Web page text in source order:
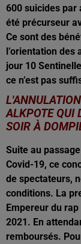
600 suicides par
été précurseur
Ce sont des
l’orientation des
jour 10
ce n’est pas
ALKPOTE QUI
SOIR À
Suite au
Covid-19, ce
de spectateurs,
conditions. La
Empereur du
2021. En
remboursés.